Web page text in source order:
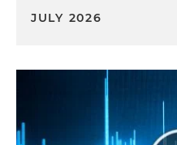
JULY 2026